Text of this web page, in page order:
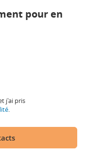
pour en
j'ai pris
.